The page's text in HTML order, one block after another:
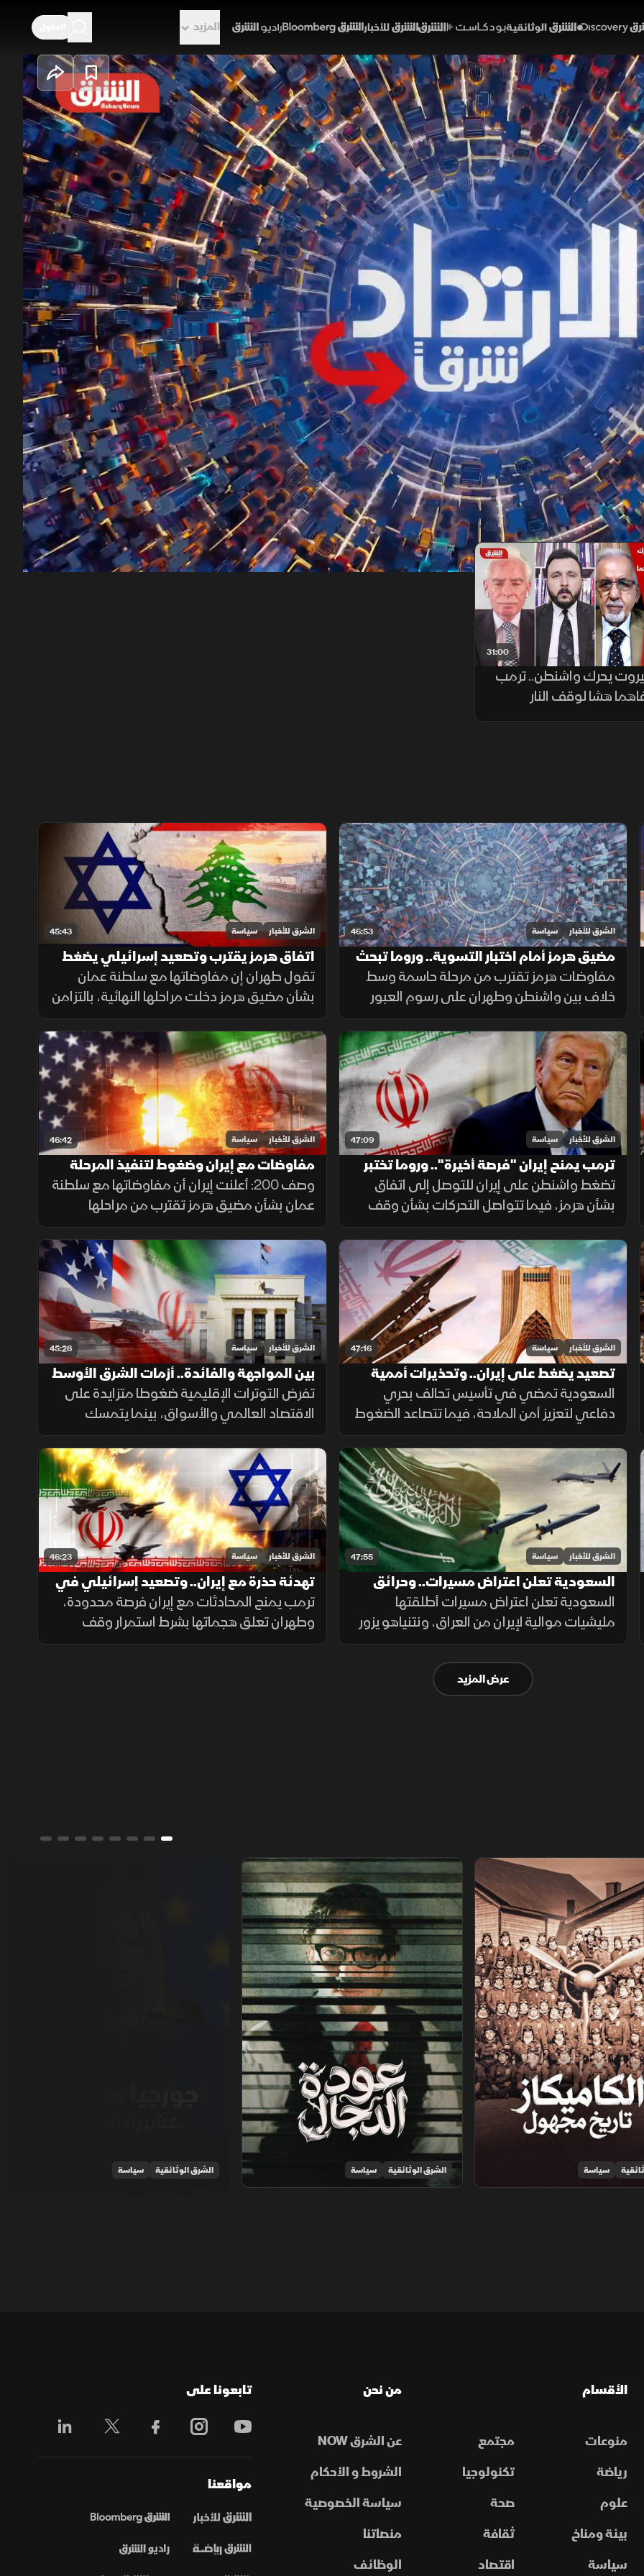
المزيد
00:13/47:50
وهرمز في مشهد واحد.. السياسة تضغط على
والتجارة
47:50 سياسة
شرقا
باستهداف بيروت واشنطن إلى قلب التصعيد اللبناني، بعد تفاهم أعلنه ترمب لوقف النار بين إسرائيل
وربط تهدئة لبنان بمفاوضات إيران. ويصطدم التفاهم بشكوك حول نتنياهو واستمرار عمليات الجنوب، فيما
الجبهات للضغط. وفي هرمز، يدفع اضطراب الملاحة وارتفاع الشحن الشركات للتحوط، مع خطر تضخم وركود
لبنان مضيق هرمز الولايات المتحدة إيران دونالد ترمب
31:00
يحرك واشنطن.. ترمب
هشا لوقف النار
46:53 الشرق للأخبار سياسة
مضيق هرمز أمام اختبار التسوية.. وروما تبحث
أمن لبنان
مفاوضات هرمز تقترب من مرحلة حاسمة وسط
خلاف بين واشنطن وطهران على رسوم العبور
وإدارة الملاحة، بينما تربط إيران الاتفاق
بالعقوبات والضمانات الأمنية.
45:43 الشرق للأخبار سياسة
اتفاق هرمز يقترب وتصعيد إسرائيلي يضغط
على مفاوضات لبنان
تقول طهران إن مفاوضاتها مع سلطنة عمان
بشأن مضيق هرمز دخلت مراحلها النهائية، بالتزامن
مع مفاوضات في روما وتصعيد إسرائيلي في
جنوب لبنان وتحرك عربي إسلامي بشأن
فلسطين.
47:09 الشرق للأخبار سياسة
ترمب يمنح إيران "فرصة أخيرة".. وروما تختبر
اتفاق لبنان وإسرائيل
تضغط واشنطن على إيران للتوصل إلى اتفاق
بشأن هرمز، فيما تتواصل التحركات بشأن وقف
هجمات غزة ونزع السلاح، وتستعد روما لجولة
جديدة من المفاوضات اللبنانية الإسرائيلية.
46:42 الشرق للأخبار سياسة
مفاوضات مع إيران وضغوط لتنفيذ المرحلة
الثانية في غزةوصف 200: أعلنت إيران أن مفاوضاتها مع سلطنة
عمان بشأن مضيق هرمز تقترب من مراحلها
النهائية، بالتزامن مع ضغوط لبدء المرحلة الثانية
من خطة غزة وتحفظ إسرائيل على وقف
الهجمات.
47:16 الشرق للأخبار سياسة
تصعيد يضغط على إيران.. وتحذيرات أممية
بشأن الضفة الغربية
السعودية تمضي في تأسيس تحالف بحري
دفاعي لتعزيز أمن الملاحة، فيما تتصاعد الضغوط
على إيران مع تعثر المفاوضات. وفي الضفة
الغربية تتواصل اعتداءات المستوطنين وسط
تحذيرات أممية.
45:28 الشرق للأخبار سياسة
بين المواجهة والفائدة.. أزمات الشرق الأوسط
تضغط على الاقتصاد
تفرض التوترات الإقليمية ضغوطا متزايدة على
الاقتصاد العالمي والأسواق، بينما يتمسك
الاحتياطي الفيدرالي بسياسة الترقب في
مواجهة التضخم، مع استمرار الغموض بشأن
مسار الصراع.
47:55 الشرق للأخبار سياسة
السعودية تعلن اعتراض مسيرات.. وحرائق
الغابات تتسع في أوروبا
السعودية تعلن اعتراض مسيرات أطلقتها
مليشيات موالية لإيران من العراق، ونتنياهو يزور
واشنطن وسط تصعيد في الضفة وغزة، فيما
تتسع حرائق الغابات في أوروبا وتهدد تداعياتها
46:23 الشرق للأخبار سياسة
تهدئة حذرة مع إيران.. وتصعيد إسرائيلي في
الضفة
ترمب يمنح المحادثات مع إيران فرصة محدودة،
وطهران تعلق هجماتها بشرط استمرار وقف
الضربات الأميركية، بالتزامن مع تصعيد إسرائيلي
عرض المزيد
مجهول
سياسة
عودة الدجال
الشرق الوثائقية سياسة الشرق الوثائقية سياسة
الأقسام
منوعات
مجتمع
رياضة
تكنولوجيا
علوم
صحة
بيئة ومناخ
ثقافة
سياسة
اقتصاد
من نحن
عن الشرق NOW
الشروط و الأحكام
سياسة الخصوصية
منصاتنا
الوظائف
تابعونا على
مواقعنا